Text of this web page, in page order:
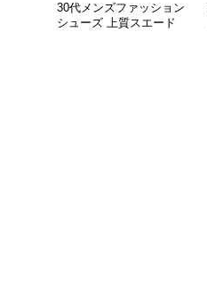
30代メンズファッション
シューズ 上質スエード